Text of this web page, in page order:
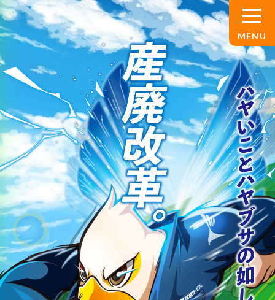
TOP
サービス案内
産業廃棄物処理
設備解体
基板買取
産廃コンサルティング
ハヤブサ環境サービスについて
対応事例